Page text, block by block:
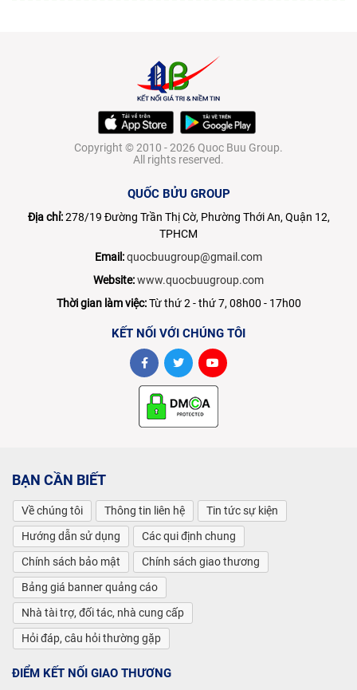
Copyright © 2010 - 2026 Quoc Buu Group.
All rights reserved.
QUỐC BỬU GROUP
Địa chỉ:278/19 Đường Trần Thị Cờ, Phường Thới An, Quận 12,
TPHCM
Email:quocbuugroup@gmail.com
Website:www.quocbuugroup.com
Thời gian làm việc:Từ thứ 2 - thứ 7, 08h00 - 17h00
KẾT NỐI VỚI CHÚNG TÔI
BẠN CẦN BIẾT
Về chúng tôi Thông tin liên hệ
Tin tức sự kiện
Hướng dẫn sử dụng
Các qui định chung
Chính sách bảo mật
Chính sách giao thương
Bảng giá banner quảng cáo
Nhà tài trợ, đối tác, nhà cung cấp
Hỏi đáp, câu hỏi thường gặp
ĐIỂM KẾT NỐI GIAO THƯƠNG